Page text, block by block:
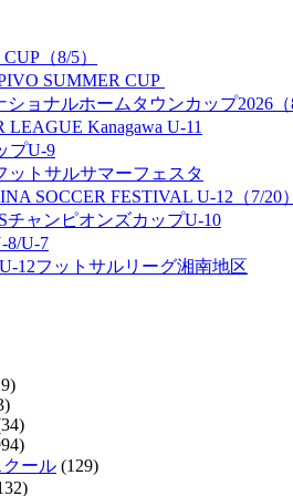
（8/5）
SUMMER CUP
ショナルホームタウンカップ2026（
LEAGUE Kanagawa U-11
プU-9
ットサルサマーフェスタ
SOCCER FESTIVAL U-12（7/20）
チャンピオンズカップU-10
8/U-7
12フットサルリーグ湘南地区
ール (129)